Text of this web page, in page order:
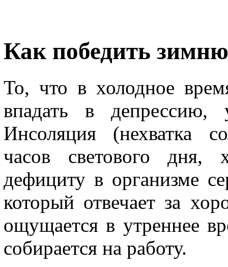
Как победить
То, что в холодное
впадать в депрессию,
Инсоляция (нехватка
часов светового дня,
дефициту в организме
который отвечает за
ощущается в утреннее
собирается на работу.